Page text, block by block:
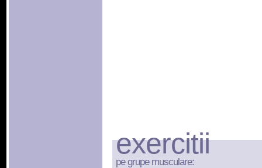
exercitii
pe grupe musculare: